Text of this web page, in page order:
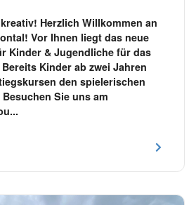
Herzlich Willkommen an
Vor Ihnen liegt das neue
Kinder & Jugendliche für das
Kinder ab zwei Jahren
den spielerischen
Sie uns am